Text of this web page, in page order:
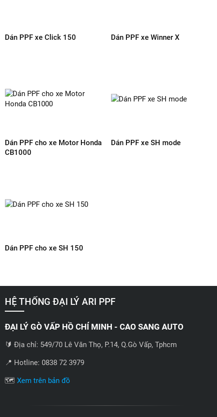
Dán PPF xe Click 150 Dán PPF xe Winner X
Dán PPF cho xe Motor Honda
CB1000
Dán PPF xe SH mode
Dán PPF cho xe SH 150
HỆ THỐNG ĐẠI LÝ ARI PPF
ĐẠI LÝ GÒ VẤP HỒ CHÍ MINH - CAO SANG AUTO
🔰 Địa chỉ: 549/70 Lê Văn Thọ, P.14, Q.Gò Vấp, Tphcm
📍 Hotline: 0838 72 3979
🗺️ Xem trên bản đồ